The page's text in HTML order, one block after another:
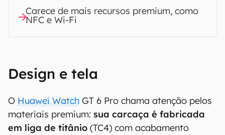
Carece de mais recursos premium, como
NFC e Wi-Fi
Design e tela
O Huawei Watch GT 6 Pro chama atenção pelos
materiais premium: sua carcaça é fabricada
em liga de titânio (TC4) com acabamento